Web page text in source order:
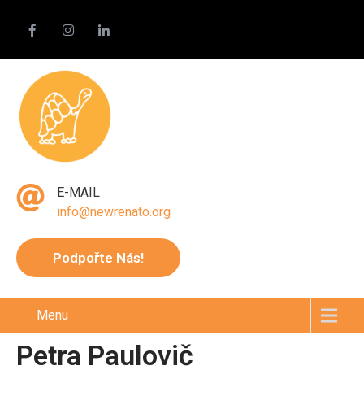
E-MAIL
info@newrenato.org
Podpořte Nás!
Menu
Petra Paulovič